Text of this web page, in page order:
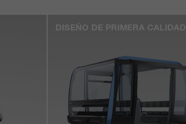
DISEÑO DE PRIMERA CALIDAD